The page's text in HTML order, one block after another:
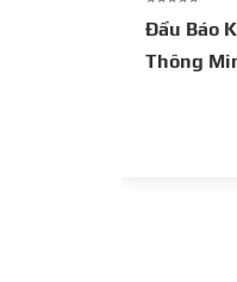
Đầu Báo
Thông